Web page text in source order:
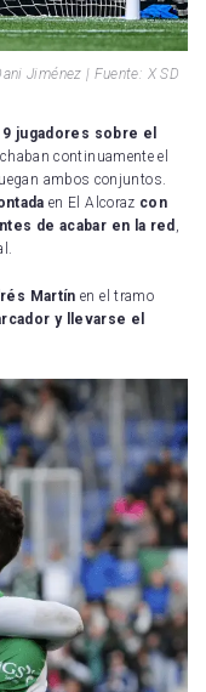
Jiménez | Fuente: X SD
9 jugadores sobre el
continuamente el
ambos conjuntos.
en El Alcoraz con
de acabar en la red ,
Martín en el tramo
y llevarse el